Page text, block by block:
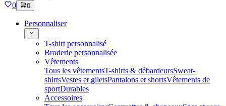
0 0
Personnaliser
T-shirt personnalisé
Broderie personnalisée
Vêtements
Tous les vêtementsT-shirts & débardeursSweat-
shirtsVestes et giletsPantalons et shortsVêtements de
sportDurables
Accessoires